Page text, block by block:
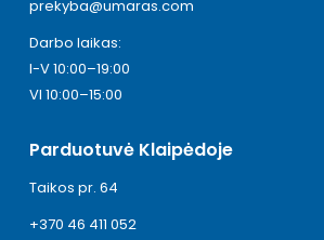
prekyba@umaras.com
Darbo laikas:
I-V 10:00–19:00
VI 10:00–15:00
Parduotuvė Klaipėdoje
Taikos pr. 64
+370 46 411 052